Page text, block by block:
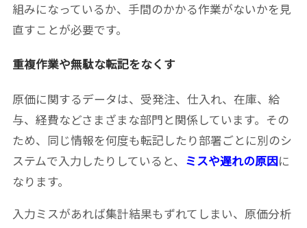
組みになっているか、手間のかかる作業がないかを見
直すことが必要です。
重複作業や無駄な転記をなくす
原価に関するデータは、受発注、仕入れ、在庫、給
与、経費などさまざまな部門と関係しています。その
ため、同じ情報を何度も転記したり部署ごとに別のシ
ステムで入力したりしていると、 ミスや遅れの原因に
なります。
入力ミスがあれば集計結果もずれてしまい、原価分析